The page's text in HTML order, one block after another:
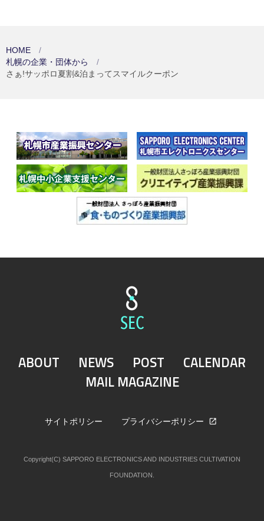
HOME
札幌の企業・団体から
さぁ!サッポロ夏割&泊まってスマイルクーポン
ABOUT NEWS POST
CALENDAR
MAIL MAGAZINE
サイトポリシー プライバシーポリシー
Copyright(C) SAPPORO ELECTRONICS AND INDUSTRIES CULTIVATION
FOUNDATION.